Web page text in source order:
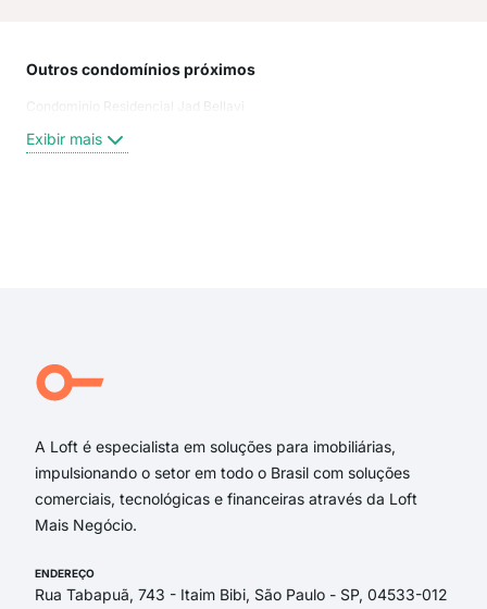
Outros condomínios próximos
Condominio Residencial Jad Bellavi
Exibir mais
A Loft é especialista em soluções para imobiliárias,
impulsionando o setor em todo o Brasil com soluções
comerciais, tecnológicas e financeiras através da Loft
Mais Negócio.
ENDEREÇO
Rua Tabapuã, 743 - Itaim Bibi, São Paulo - SP, 04533-012